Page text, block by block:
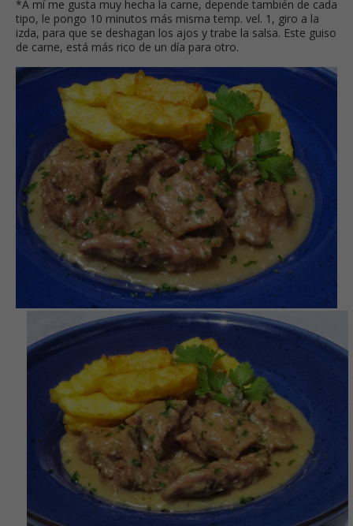
*A mí me gusta muy hecha la carne, depende también de cada
tipo, le pongo 10 minutos más misma temp. vel. 1, giro a la
izda, para que se deshagan los ajos y trabe la salsa. Este guiso
de carne, está más rico de un día para otro.